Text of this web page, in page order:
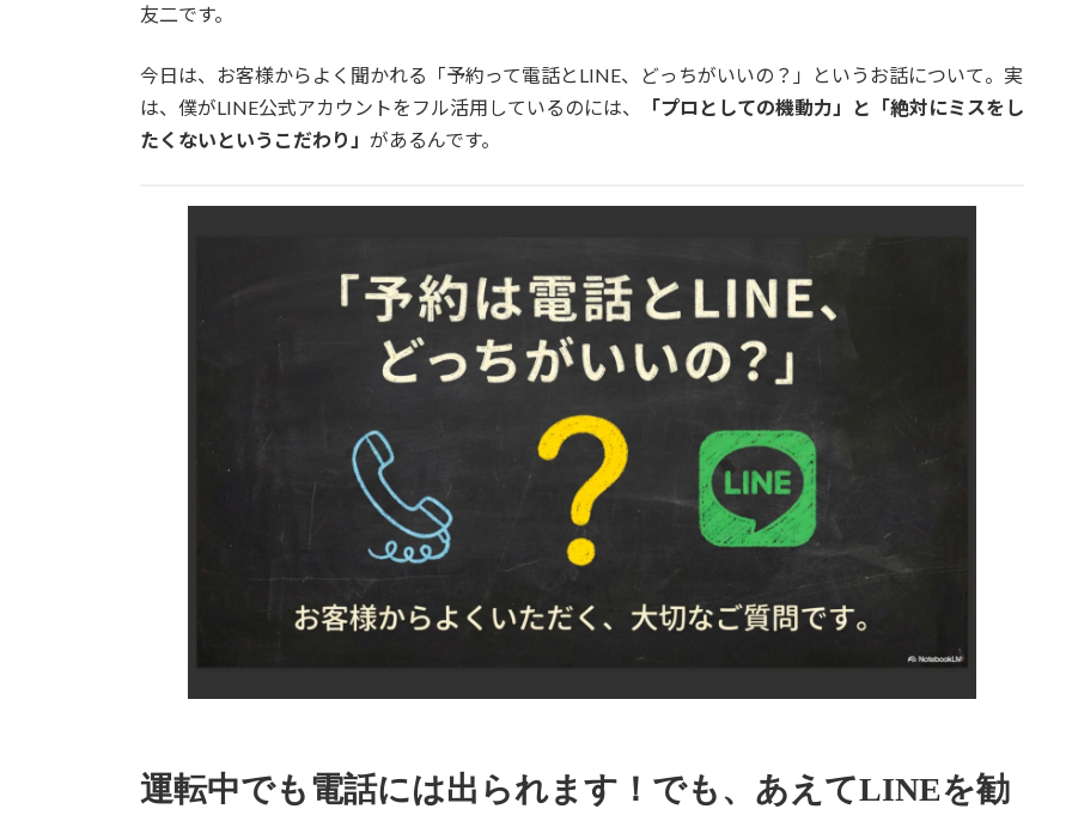
友二です。
今日は、お客様からよく聞かれる「予約って電話とLINE、どっちがいいの？」というお話について。実
は、僕がLINE公式アカウントをフル活用しているのには、
「プロとしての機動力」と「絶対にミスをし
たくないというこだわり」 があるんです。
運転中でも電話には出られます！でも、あえてLINEを勧